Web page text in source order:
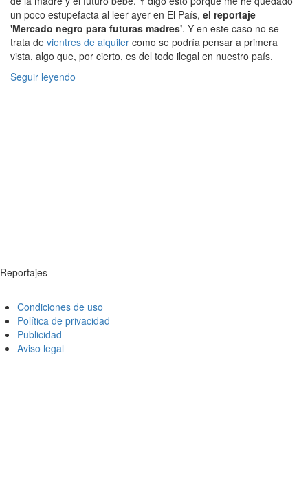
un poco estupefacta al leer ayer en El País, el reportaje
'Mercado negro para futuras madres'. Y en este caso no se
trata de vientres de alquiler como se podría pensar a primera
vista, algo que, por cierto, es del todo ilegal en nuestro país.
Seguir leyendo
Reportajes
Condiciones de uso
Política de privacidad
Publicidad
Aviso legal